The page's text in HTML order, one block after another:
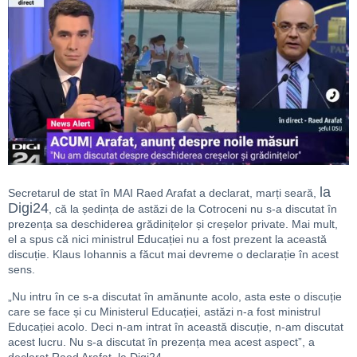
Secretarul de stat în MAI Raed Arafat a declarat, marți seară,
la
Digi24 , că la ședința de astăzi de la Cotroceni nu s-a discutat în
prezența sa deschiderea grădinițelor și creșelor private. Mai mult,
el a spus că nici ministrul Educației nu a fost prezent la această
discuție. Klaus Iohannis a făcut mai devreme o declarație în acest
sens.
„Nu intru în ce s-a discutat în amănunte acolo, asta este o discuție
care se face și cu Ministerul Educației, astăzi n-a fost ministrul
Educației acolo. Deci n-am intrat în această discuție, n-am discutat
acest lucru. Nu s-a discutat în prezența mea acest aspect”, a